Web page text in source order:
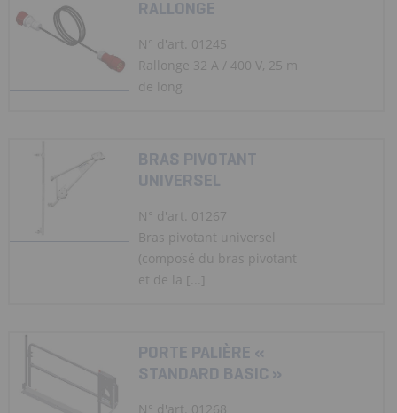
RALLONGE
N° d'art. 01245
Rallonge 32 A / 400 V, 25 m
de long
BRAS PIVOTANT
UNIVERSEL
N° d'art. 01267
Bras pivotant universel
(composé du bras pivotant
et de la [...]
PORTE PALIÈRE «
STANDARD BASIC »
N° d'art. 01268